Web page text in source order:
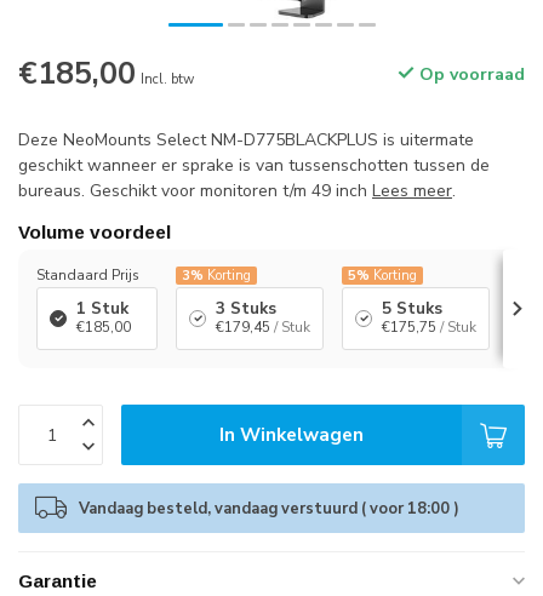
€185,00 Incl. btw Op voorraad
Deze NeoMounts Select NM-D775BLACKPLUS is uitermate
geschikt wanneer er sprake is van tussenschotten tussen de
bureaus. Geschikt voor monitoren t/m 49 inch Lees meer.
Volume voordeel
Standaard Prijs
1 Stuk
€185,00
3% Korting
3 Stuks
€179,45 / Stuk
5% Korting
5 Stuks
€175,75 / Stuk
In Winkelwagen
Vandaag besteld, vandaag verstuurd ( voor 18:00 )
Garantie